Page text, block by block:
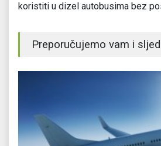
koristiti u dizel autobusima bez
Preporučujemo vam i